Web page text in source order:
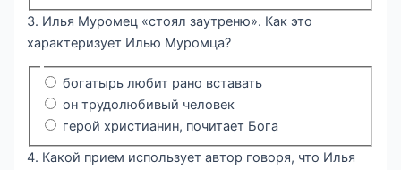
3. Илья Муромец «стоял заутреню». Как это
характеризует Илью Муромца?
богатырь любит рано вставать
он трудолюбивый человек
герой христианин, почитает Бога
4. Какой прием использует автор говоря, что Илья